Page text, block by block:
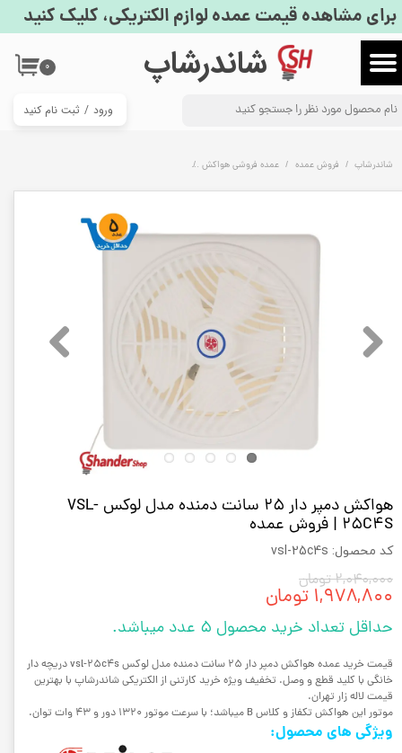
​شاندرشاپ
ورود / ثبت نام کنید
حساب کاربری من
تغییر گذر واژه
سفارشات
خروج از حساب کاربری
۰
برای مشاهده قیمت عمده لوازم الکتریکی، کلیک کنید
شاندرشاپ فروش عمده عمده فروشی هواکش
هواکش دمپر دار 25 سانت دمنده مدل لوکس VSL-
25C4S | فروش عمده
کد محصول: vsl-25c4s
۲,۰۴۰,۰۰۰ تومان
۱,۹۷۸,۸۰۰ تومان
حداقل تعداد خرید محصول 5 عدد میباشد.
قیمت خرید عمده هواکش دمپر دار 25 سانت دمنده مدل لوکس vsl-25c4s دریچه دار
خانگی با کلید قطع و وصل. تخفیف ویژه خرید کارتنی از الکتریکی شاندرشاپ با بهترین
قیمت لاله زار تهران.
موتور این هواکش تکفاز و کلاس B میباشد؛ با سرعت موتور 1320 دور و 43 وات توان.
ویژگی های محصول: